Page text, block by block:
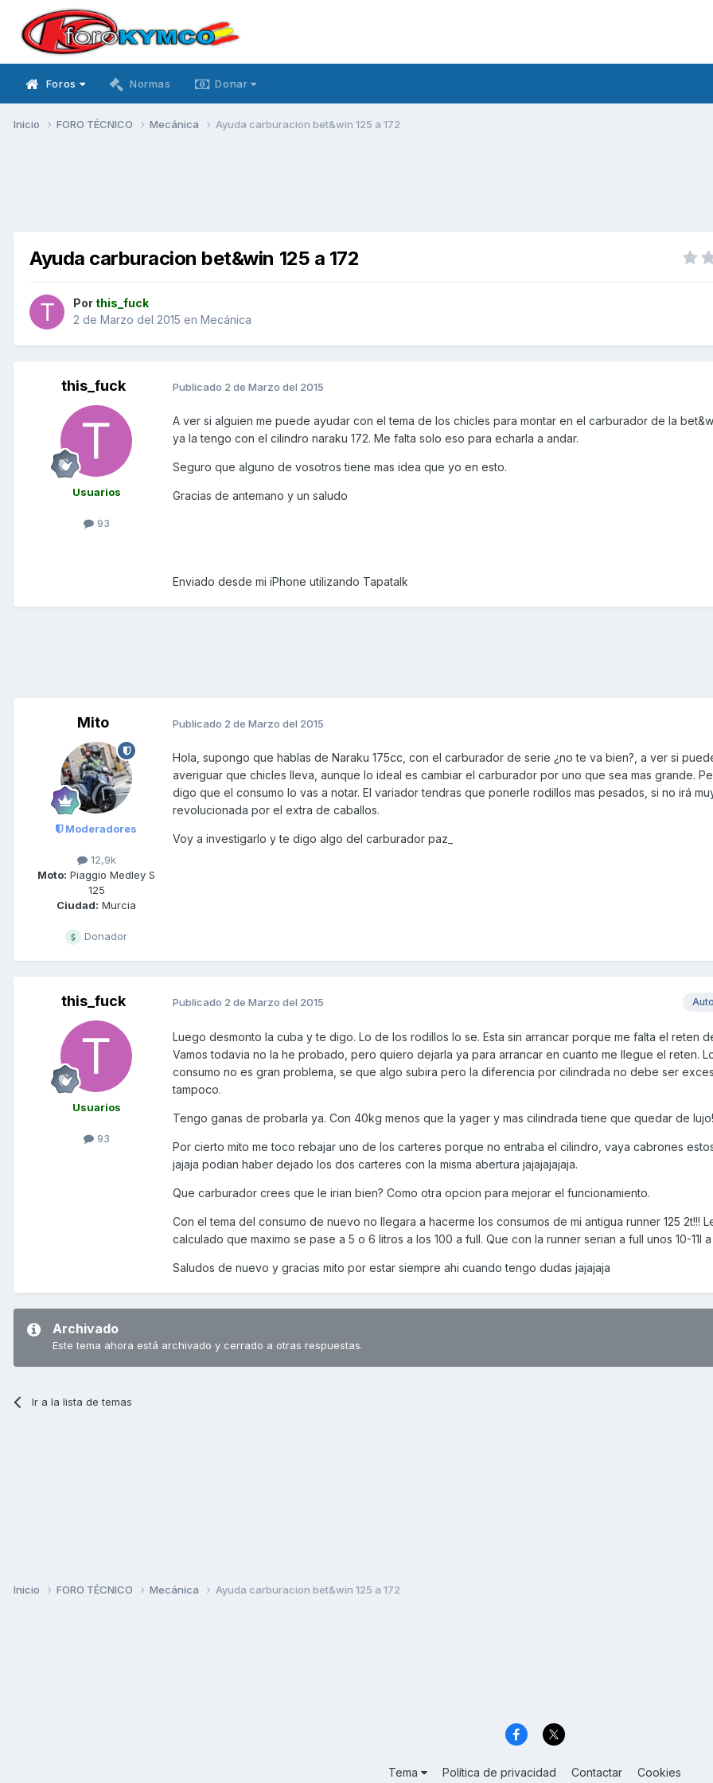
Foros Normas Donar
Inicio FORO TÉCNICO Mecánica Ayuda carburacion bet&win 125 a 172
Ayuda carburacion bet&win 125 a 172
Por this_fuck
2 de Marzo del 2015 en Mecánica
this_fuck
Usuarios
93
Publicado 2 de Marzo del 2015
A ver si alguien me puede ayudar con el tema de los chicles para montar en el carburador de la
ya la tengo con el cilindro naraku 172. Me falta solo eso para echarla a andar.
Seguro que alguno de vosotros tiene mas idea que yo en esto.
Gracias de antemano y un saludo
Enviado desde mi iPhone utilizando Tapatalk
Mito
Moderadores
12,9k
Moto: Piaggio Medley S
125
Ciudad: Murcia
Donador
Publicado 2 de Marzo del 2015
Hola, supongo que hablas de Naraku 175cc, con el carburador de serie ¿no te va bien?, a ver si
averiguar que chicles lleva, aunque lo ideal es cambiar el carburador por uno que sea mas grande.
digo que el consumo lo vas a notar. El variador tendras que ponerle rodillos mas pesados, si no irá
revolucionada por el extra de caballos.
Voy a investigarlo y te digo algo del carburador paz_
this_fuck
Usuarios
93
Publicado 2 de Marzo del 2015
Luego desmonto la cuba y te digo. Lo de los rodillos lo se. Esta sin arrancar porque me falta el reten
Vamos todavia no la he probado, pero quiero dejarla ya para arrancar en cuanto me llegue el reten.
consumo no es gran problema, se que algo subira pero la diferencia por cilindrada no debe ser
tampoco.
Tengo ganas de probarla ya. Con 40kg menos que la yager y mas cilindrada tiene que quedar de
Por cierto mito me toco rebajar uno de los carteres porque no entraba el cilindro, vaya cabrones
jajaja podian haber dejado los dos carteres con la misma abertura jajajajajaja.
Que carburador crees que le irian bien? Como otra opcion para mejorar el funcionamiento.
Con el tema del consumo de nuevo no llegara a hacerme los consumos de mi antigua runner 125 2t!!!
calculado que maximo se pase a 5 o 6 litros a los 100 a full. Que con la runner serian a full unos 10-11l a
Saludos de nuevo y gracias mito por estar siempre ahi cuando tengo dudas jajajaja
Archivado
Este tema ahora está archivado y cerrado a otras respuestas.
Ir a la lista de temas
Inicio FORO TÉCNICO Mecánica Ayuda carburacion bet&win 125 a 172
Tema Política de privacidad Contactar Cookies